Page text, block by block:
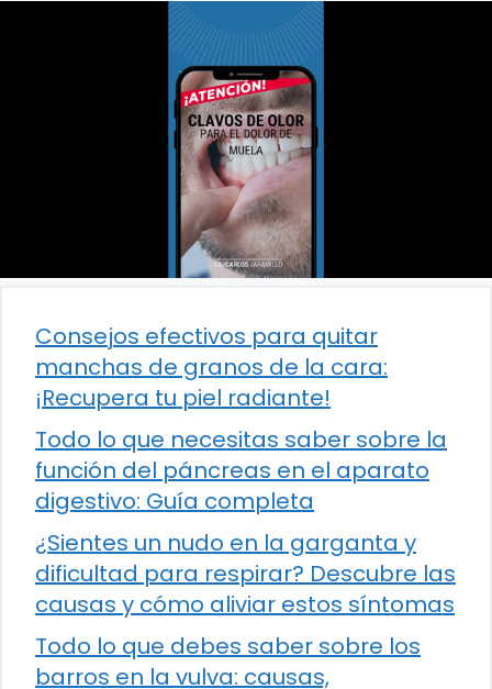
Consejos efectivos para quitar
manchas de granos de la cara:
¡Recupera tu piel radiante!
Todo lo que necesitas saber sobre la
función del páncreas en el aparato
digestivo: Guía completa
¿Sientes un nudo en la garganta y
dificultad para respirar? Descubre las
causas y cómo aliviar estos síntomas
Todo lo que debes saber sobre los
barros en la vulva: causas,